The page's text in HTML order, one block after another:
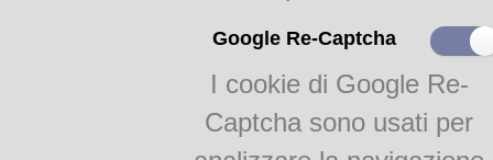
Google Re-Captcha
I cookie di Google Re-
Captcha sono usati per